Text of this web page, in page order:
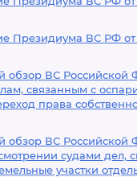
Президиума ВС РФ от
обзор ВС Российской
связанным с
права
обзор ВС Российской
судами дел,
участки